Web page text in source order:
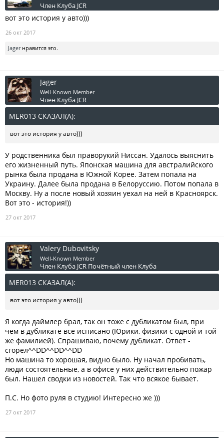
Член Клуба JCR
вот это история у авто)))
26 окт 2017
Jagerнравится это.
Jager
Well-Known Member
Член Клуба JCR
MER013 СКАЗАЛ(А):
вот это история у авто)))
У родственника был праворукий Ниссан. Удалось выяснить
его жизненный путь. Японская машина для австралийского
рынка была продана в Южной Корее. Затем попала на
Украину. Далее была продана в Белоруссию. Потом попала в
Москву. Ну а после новый хозяин уехал на ней в Красноярск.
Вот это - история!))
27 окт 2017
Valery Dubovitsky
Well-Known Member
Член Клуба JCR Почётный член Клуба
MER013 СКАЗАЛ(А):
вот это история у авто)))
Я когда даймлер брал, так он тоже с дубликатом был, при
чем в дубликате всё исписано (Юрики, физики с одной и той
же фамилией). Спрашиваю, почему дубликат. Ответ -
сгорел^^DD^^DD^^DD
Но машина то хорошая, видно было. Ну начал пробивать,
люди состоятельные, а в офисе у них действительно пожар
был. Нашел сводки из новостей. Так что всякое бывает.
П.С. Но фото руля в студию! Интересно же )))
27 окт 2017